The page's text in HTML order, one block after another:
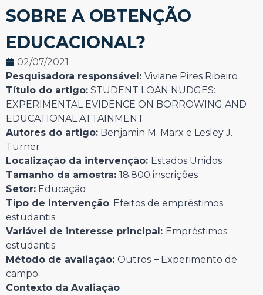
SOBRE A OBTENÇÃO
EDUCACIONAL?
02/07/2021
Pesquisadora responsável: Viviane Pires Ribeiro
Título do artigo: STUDENT LOAN NUDGES:
EXPERIMENTAL EVIDENCE ON BORROWING AND
EDUCATIONAL ATTAINMENT
Autores do artigo: Benjamin M. Marx e Lesley J.
Turner
Localização da intervenção: Estados Unidos
Tamanho da amostra: 18.800 inscrições
Setor: Educação
Tipo de Intervenção: Efeitos de empréstimos
estudantis
Variável de interesse principal: Empréstimos
estudantis
Método de avaliação: Outros – Experimento de
campo
Contexto da Avaliação